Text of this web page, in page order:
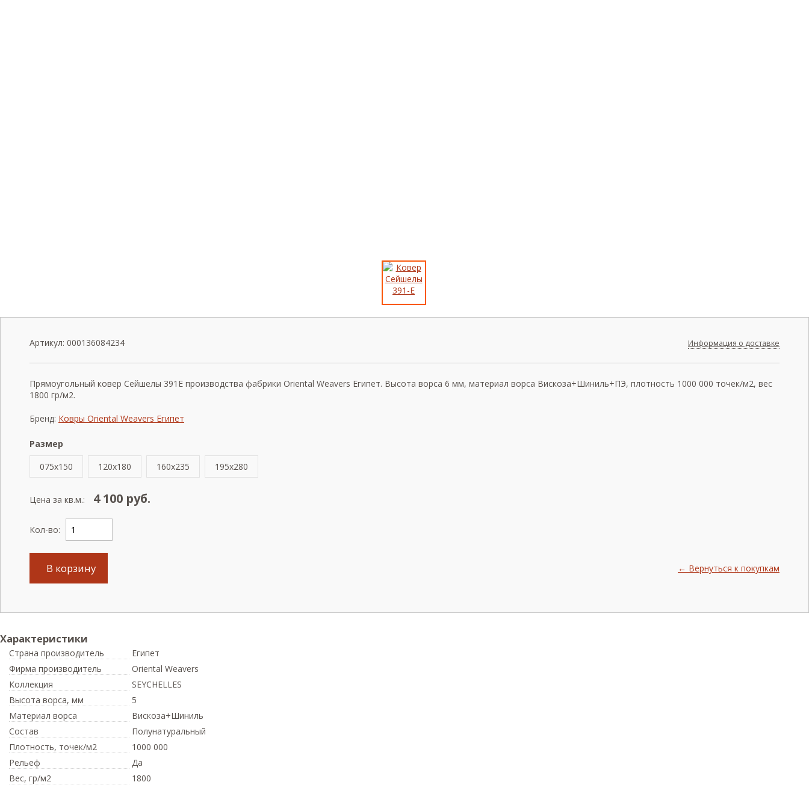
Артикул: 000136084234 Информация о доставке
Прямоугольный ковер Сейшелы 391E производства фабрики Oriental Weavers Египет. Высота ворса 6 мм, материал ворса Вискоза+Шиниль+ПЭ, плотность 1000 000 точек/м2, вес
1800 гр/м2.
Бренд: Ковры Oriental Weavers Египет
Размер
075x150
120x180 160x235 195x280
Цена за кв.м.: 4 100 руб.
Кол-во:
В корзину ← Вернуться к покупкам
Характеристики
Страна производитель
Египет
Фирма производитель
Oriental Weavers
Коллекция
SEYCHELLES
Высота ворса, мм
5
Материал ворса
Вискоза+Шиниль
Состав
Полунатуральный
Плотность, точек/м2
1000 000
Рельеф
Да
Вес, гр/м2 1800